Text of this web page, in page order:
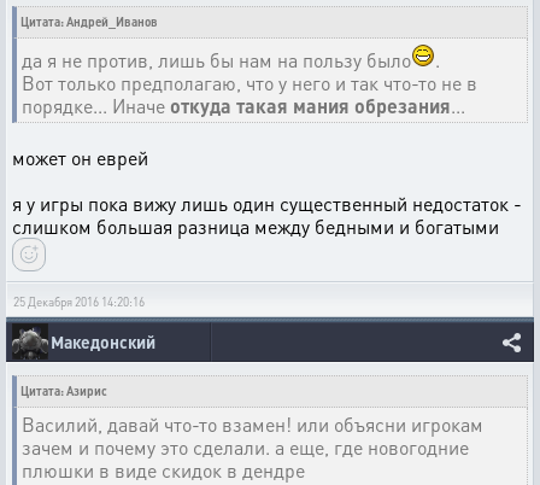
Цитата: Андрей_Иванов
да я не против, лишь бы нам на пользу было
.
Вот только предполагаю, что у него и так что-то не в
порядке... Иначе откуда такая мания обрезания...
может он еврей
я у игры пока вижу лишь один существенный недостаток -
слишком большая разница между бедными и богатыми
25 Декабря 2016 14:20:16
Македонский
Цитата: Азирис
Василий, давай что-то взамен! или объясни игрокам
зачем и почему это сделали. а еще, где новогодние
плюшки в виде скидок в дендре